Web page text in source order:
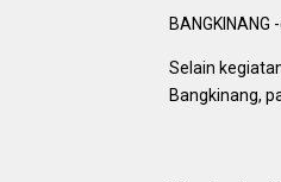
Selain
Bangkinang,